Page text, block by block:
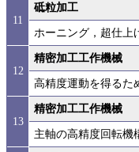
11
砥粒加工
ホーニング，超仕上
12
精密加工工作機械
高精度運動を得るた
13
精密加工工作機械
主軸の高精度回転機